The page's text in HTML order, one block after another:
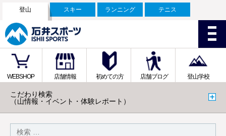
登山 スキー ランニング テニス
WEBSHOP 店舗情報 初めての方 店舗ブログ 登山学校
こだわり検索
（山情報・イベント・体験レポート）